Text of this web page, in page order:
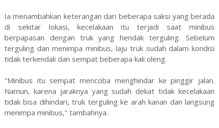
Ia menambahkan keterangan dari beberapa saksi yang berada
di sekitar lokasi, kecelakaan itu terjadi saat minibus
berpapasan dengan truk yang hendak terguling. Sebelum
terguling dan menimpa minibus, laju truk sudah dalam kondisi
tidak terkendali dan sempat beberapa kali oleng.
"Minibus itu sempat mencoba menghindar ke pinggir jalan.
Namun, karena jaraknya yang sudah dekat tidak kecelakaan
tidak bisa dihindari, truk terguling ke arah kanan dan langsung
menimpa minibus," tambahnya.